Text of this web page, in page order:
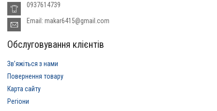
0937614739
Email: makar6415@gmail.com
Обслуговування клієнтів
Звʼяжіться з нами
Повернення товару
Карта сайту
Регіони